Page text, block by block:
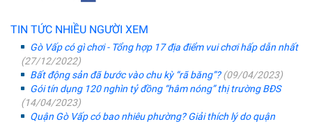
TIN TỨC NHIỀU NGƯỜI XEM
Gò Vấp có gì chơi - Tổng hợp 17 địa điểm vui chơi hấp dẫn nhất
(27/12/2022)
Bất động sản đã bước vào chu kỳ “rã băng”?(09/04/2023)
Gói tín dụng 120 nghìn tỷ đồng “hâm nóng” thị trường BĐS
(14/04/2023)
Quận Gò Vấp có bao nhiêu phường? Giải thích lý do quận